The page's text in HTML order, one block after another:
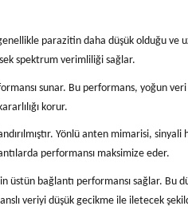
genellikle parazitin daha düşük olduğu
spektrum verimliliği sağlar.
sunar. Bu performans, yoğun
korur.
Yönlü anten mimarisi,
performansı maksimize eder.
üstün bağlantı performansı sağlar. Bu
veriyi düşük gecikme ile iletecek